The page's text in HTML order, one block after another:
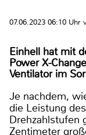
07.06.2023 06:10 Uhr
Einhell hat mit
Power X-
Ventilator im
Je nachdem,
die Leistung
Drehzahlstufen
Zentimeter